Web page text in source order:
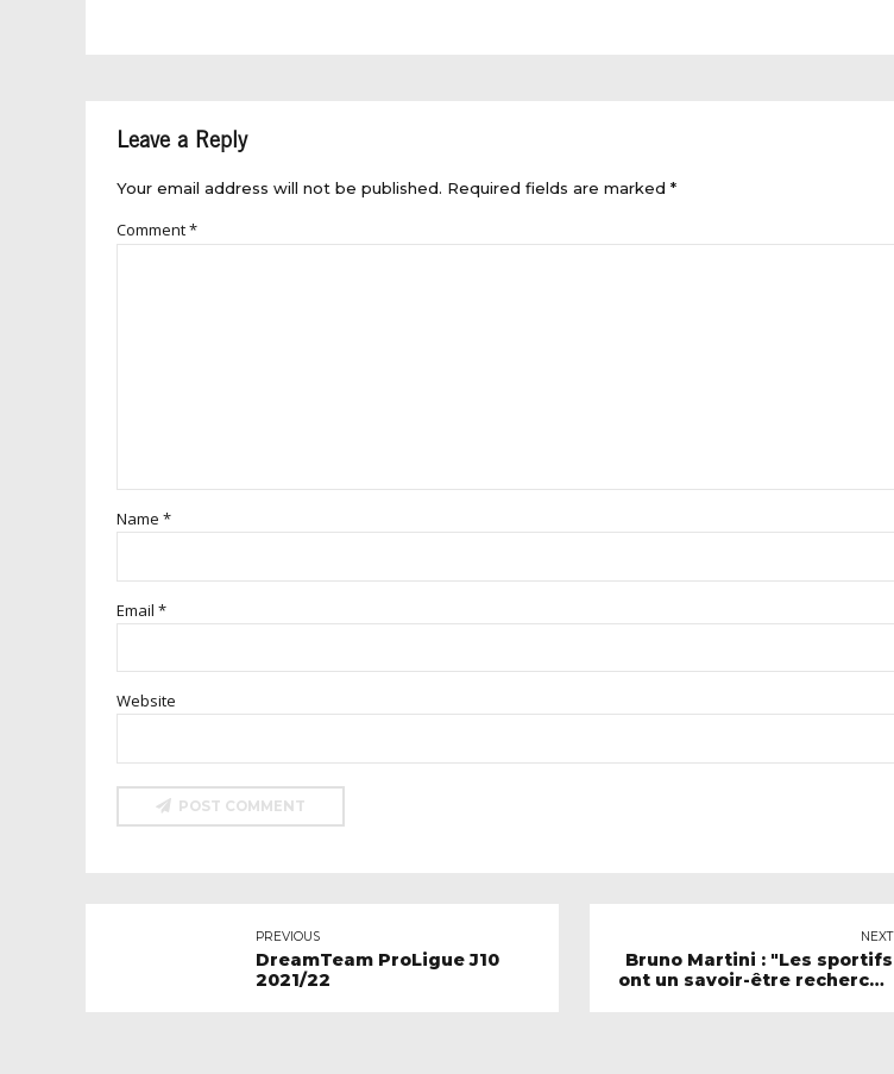
Leave a Reply
Your email address will not be published. Required fields are marked *
Comment*
Name *
Email *
Website
POST COMMENT
PREVIOUS
DreamTeam ProLigue J10
2021/22
NEXT
Bruno Martini : "Les sportifs
ont un savoir-être recherché